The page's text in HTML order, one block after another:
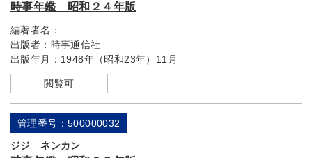
時事年鑑 昭和２４年版
編著者名：
出版者： 時事通信社
出版年月： 1948年（昭和23年）11月
閲覧可
管理番号：500000032
ジジ ネンカン